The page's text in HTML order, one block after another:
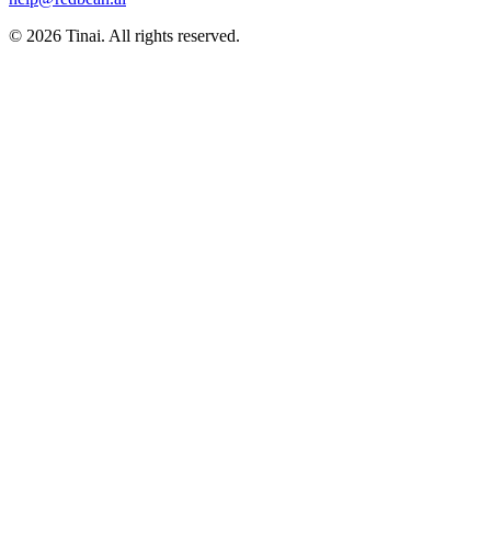
© 2026 Tinai. All rights reserved.